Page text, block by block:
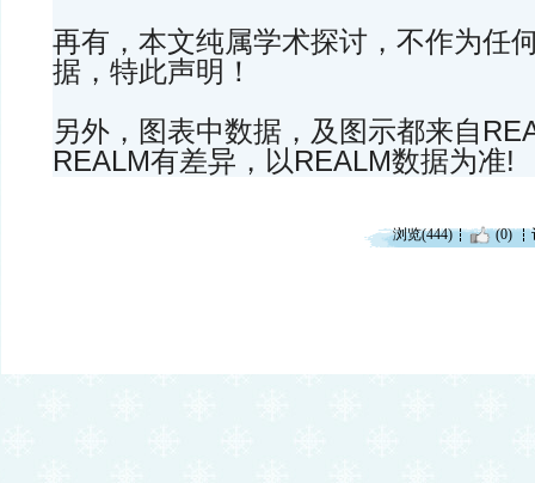
再有，本文纯属学术探讨，不作为任
据，特此声明！
另外，图表中数据，及图示都来自
REALM有差异，以REALM数据为准!
浏览(444) (0)